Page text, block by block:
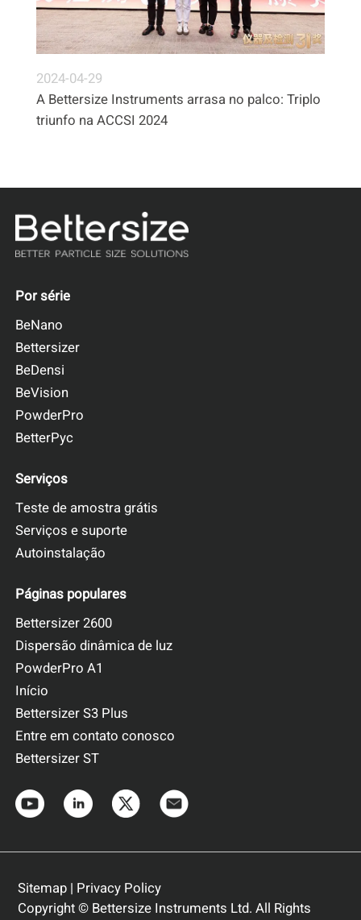
2024-04-29
A Bettersize Instruments arrasa no palco: Triplo
triunfo na ACCSI 2024
Por série
BeNano
Bettersizer
BeDensi
BeVision
PowderPro
BetterPyc
Serviços
Teste de amostra grátis
Serviços e suporte
Autoinstalação
Páginas populares
Bettersizer 2600
Dispersão dinâmica de luz
PowderPro A1
Início
Bettersizer S3 Plus
Entre em contato conosco
Bettersizer ST
Sitemap| Privacy Policy
Copyright © Bettersize Instruments Ltd. All Rights